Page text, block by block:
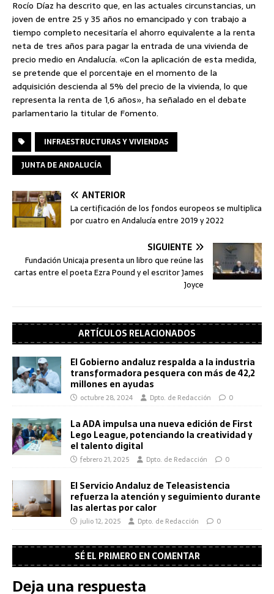
Rocío Díaz ha descrito que, en las actuales circunstancias, un
joven de entre 25 y 35 años no emancipado y con trabajo a
tiempo completo necesitaría el ahorro equivalente a la renta
neta de tres años para pagar la entrada de una vivienda de
precio medio en Andalucía. «Con la aplicación de esta medida,
se pretende que el porcentaje en el momento de la
adquisición descienda al 5% del precio de la vivienda, lo que
representa la renta de 1,6 años», ha señalado en el debate
parlamentario la titular de Fomento.
INFRAESTRUCTURAS Y VIVIENDAS
JUNTA DE ANDALUCÍA
ANTERIOR
La certificación de los fondos europeos se multiplica
por cuatro en Andalucía entre 2019 y 2022
SIGUIENTE
Fundación Unicaja presenta un libro que reúne las
cartas entre el poeta Ezra Pound y el escritor James
Joyce
ARTÍCULOS RELACIONADOS
El Gobierno andaluz respalda a la industria
transformadora pesquera con más de 42,2
millones en ayudas
octubre 28, 2024 Dpto. de Redacción 0
La ADA impulsa una nueva edición de First
Lego League, potenciando la creatividad y
el talento digital
febrero 21, 2025 Dpto. de Redacción 0
El Servicio Andaluz de Teleasistencia
refuerza la atención y seguimiento durante
las alertas por calor
julio 12, 2025 Dpto. de Redacción 0
SÉ EL PRIMERO EN COMENTAR
Deja una respuesta